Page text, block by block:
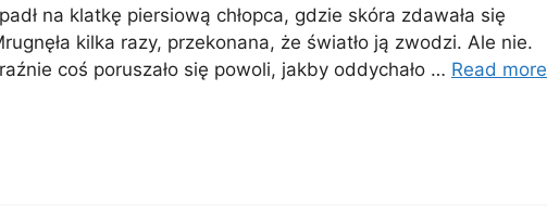
na klatkę piersiową chłopca, gdzie skóra zdawała się
kilka razy, przekonana, że ​​światło ją zwodzi. Ale nie.
coś poruszało się powoli, jakby oddychało … Read more